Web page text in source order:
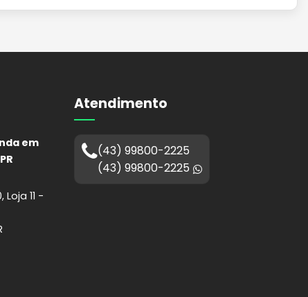
em
11 -
Atendimento
(43) 99800-2225
(43) 99800-2225